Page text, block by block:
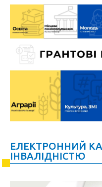
ЕЛЕКТРОННИЙ
ІНВАЛІДНІСТЮ